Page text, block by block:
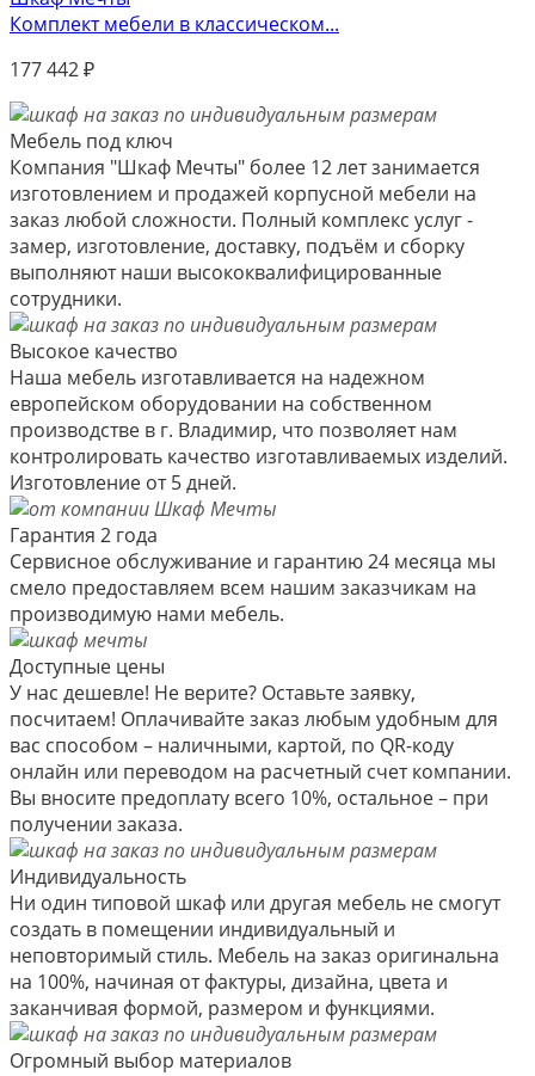
Комплект мебели в классическом...
177 442₽
Мебель под ключ
Компания "Шкаф Мечты" более 12 лет занимается
изготовлением и продажей корпусной мебели на
заказ любой сложности. Полный комплекс услуг -
замер, изготовление, доставку, подъём и сборку
выполняют наши высококвалифицированные
сотрудники.
Высокое качество
Наша мебель изготавливается на надежном
европейском оборудовании на собственном
производстве в г. Владимир, что позволяет нам
контролировать качество изготавливаемых изделий.
Изготовление от 5 дней.
Гарантия 2 года
Сервисное обслуживание и гарантию 24 месяца мы
смело предоставляем всем нашим заказчикам на
производимую нами мебель.
Доступные цены
У нас дешевле! Не верите? Оставьте заявку,
посчитаем! Оплачивайте заказ любым удобным для
вас способом – наличными, картой, по QR-коду
онлайн или переводом на расчетный счет компании.
Вы вносите предоплату всего 10%, остальное – при
получении заказа.
Индивидуальность
Ни один типовой шкаф или другая мебель не смогут
создать в помещении индивидуальный и
неповторимый стиль. Мебель на заказ оригинальна
на 100%, начиная от фактуры, дизайна, цвета и
заканчивая формой, размером и функциями.
Огромный выбор материалов